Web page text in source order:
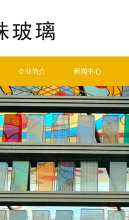
企业简介 新闻中心